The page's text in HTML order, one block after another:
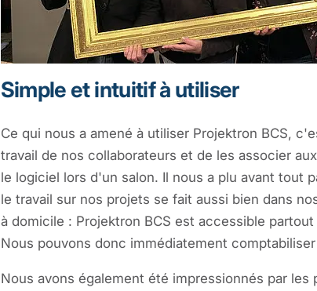
Simple et intuitif à utiliser
Ce qui nous a amené à utiliser Projektron BCS,
travail de nos collaborateurs et de les associer
le logiciel lors d'un salon. Il nous a plu avant tout
le travail sur nos projets se fait aussi bien dans
à domicile : Projektron BCS est accessible
Nous pouvons donc immédiatement
Nous avons également été impressionnés par